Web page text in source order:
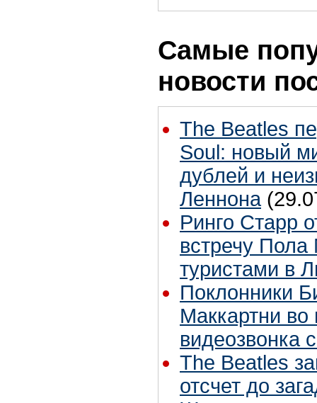
Самые
новости
The Beatles
Soul: новый
дублей и
Леннона
Ринго Старр
встречу Пола
туристами в
Поклонники
Маккартни во
видеозвонка
The Beatles
отсчет до